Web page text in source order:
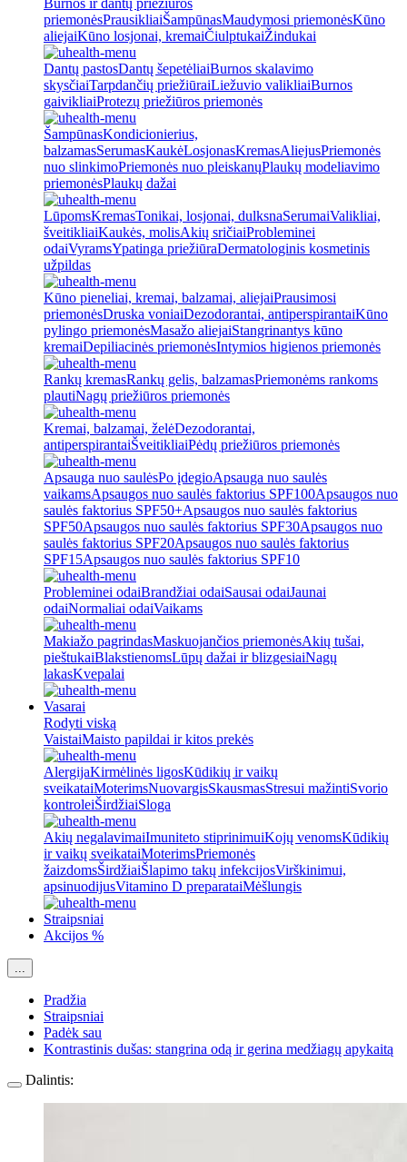
Burnos ir dantų priežiūros
priemonėsPrausikliaiŠampūnasMaudymosi priemonėsKūno
aliejaiKūno losjonai, kremaiČiulptukaiŽindukai
Dantų pastosDantų šepetėliaiBurnos skalavimo
skysčiaiTarpdančių priežiūraiLiežuvio valikliaiBurnos
gaivikliaiProtezų priežiūros priemonės
ŠampūnasKondicionierius,
balzamasSerumasKaukėLosjonasKremasAliejusPriemonės
nuo slinkimoPriemonės nuo pleiskanųPlaukų modeliavimo
priemonėsPlaukų dažai
LūpomsKremasTonikai, losjonai, dulksnaSerumaiValikliai,
šveitikliaiKaukės, molisAkių sričiaiProbleminei
odaiVyramsYpatinga priežiūraDermatologinis kosmetinis
užpildas
Kūno pieneliai, kremai, balzamai, aliejaiPrausimosi
priemonėsDruska voniaiDezodorantai, antiperspirantaiKūno
pylingo priemonėsMasažo aliejaiStangrinantys kūno
kremaiDepiliacinės priemonėsIntymios higienos priemonės
Rankų kremasRankų gelis, balzamasPriemonėms rankoms
plautiNagų priežiūros priemonės
Kremai, balzamai, želėDezodorantai,
antiperspirantaiŠveitikliaiPėdų priežiūros priemonės
Apsauga nuo saulėsPo įdegioApsauga nuo saulės
vaikamsApsaugos nuo saulės faktorius SPF100Apsaugos nuo
saulės faktorius SPF50+Apsaugos nuo saulės faktorius
SPF50Apsaugos nuo saulės faktorius SPF30Apsaugos nuo
saulės faktorius SPF20Apsaugos nuo saulės faktorius
SPF15Apsaugos nuo saulės faktorius SPF10
Probleminei odaiBrandžiai odaiSausai odaiJaunai
odaiNormaliai odaiVaikams
Makiažo pagrindasMaskuojančios priemonėsAkių tušai,
pieštukaiBlakstienomsLūpų dažai ir blizgesiaiNagų
lakasKvepalai
Vasarai
Rodyti viską
VaistaiMaisto papildai ir kitos prekės
AlergijaKirmėlinės ligosKūdikių ir vaikų
sveikataiMoterimsNuovargisSkausmasStresui mažintiSvorio
kontroleiŠirdžiaiSloga
Akių negalavimaiImuniteto stiprinimuiKojų venomsKūdikių
ir vaikų sveikataiMoterimsPriemonės
žaizdomsŠirdžiaiŠlapimo takų infekcijosVirškinimui,
apsinuodijusVitamino D preparataiMėšlungis
Straipsniai
Akcijos %
...
Pradžia
Straipsniai
Padėk sau
Kontrastinis dušas: stangrina odą ir gerina medžiagų apykaitą
Dalintis: